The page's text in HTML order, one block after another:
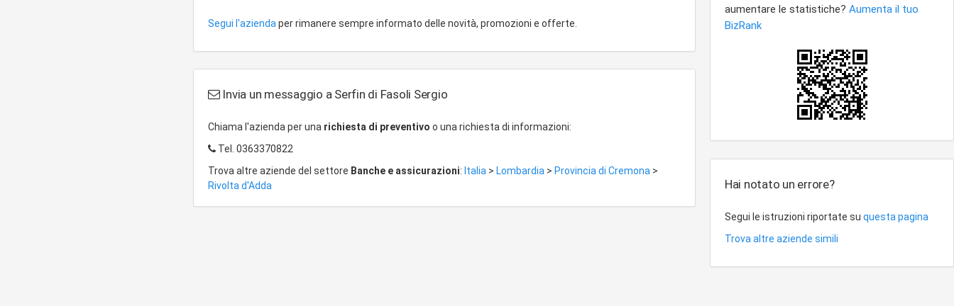
Segui l'azienda per rimanere sempre informato delle novità, promozioni e offerte.
Invia un messaggio a Serfin di Fasoli Sergio
Chiama l'azienda per una richiesta di preventivo o una richiesta di informazioni:
Tel. 0363370822
Trova altre aziende del settore Banche e assicurazioni: Italia > Lombardia > Provincia di Cremona >
Rivolta d'Adda
Hai notato un errore?
Segui le istruzioni riportate su questa pagina
Trova altre aziende simili